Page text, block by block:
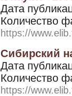
Дата
Количество
https://
Сибирский
Дата
Количество
https://